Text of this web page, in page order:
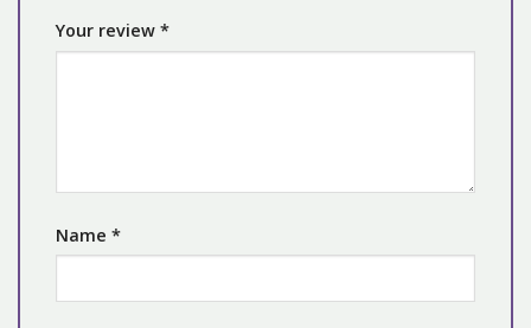
Your review *
Name *